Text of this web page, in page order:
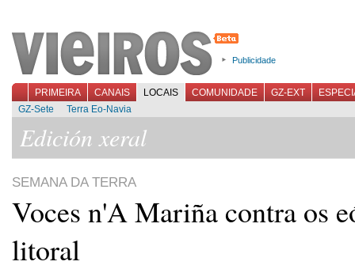
Publicidade
PRIMEIRA CANAIS LOCAIS COMUNIDADE GZ-EXT
GZ-Sete
Terra Eo-Navia
Edición xeral
SEMANA DA TERRA
Voces n'A Mariña contra os
litoral